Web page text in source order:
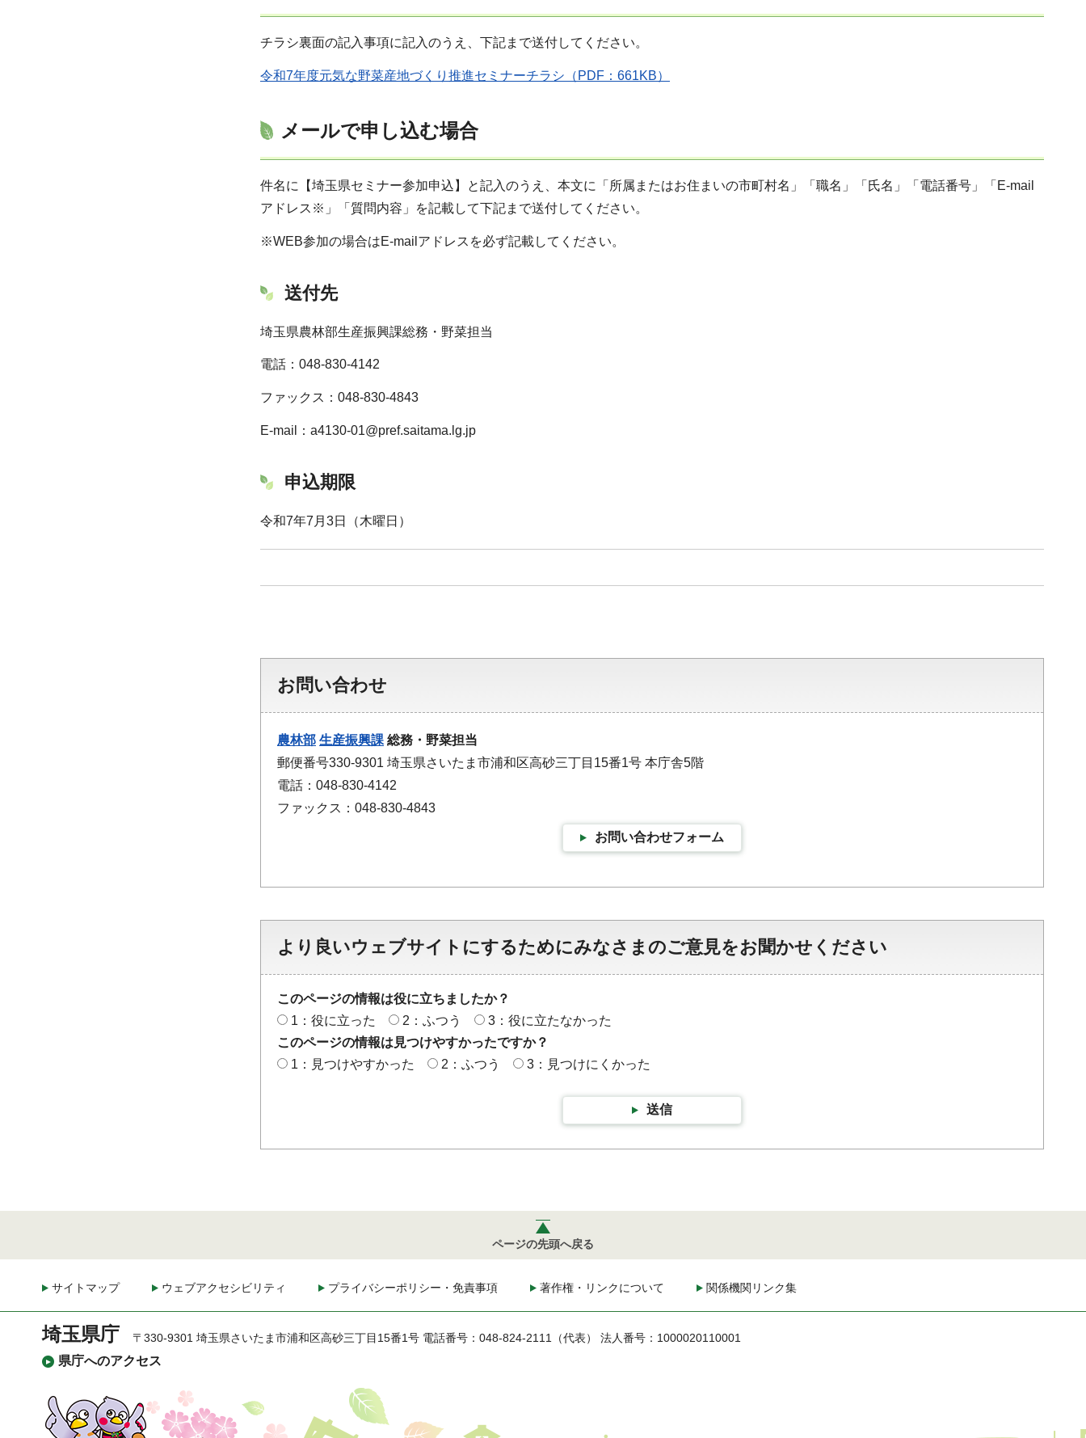
チラシ裏面の記入事項に記入のうえ、下記まで送付してください。
令和7年度元気な野菜産地づくり推進セミナーチラシ（PDF：661KB）
メールで申し込む場合
件名に【埼玉県セミナー参加申込】と記入のうえ、本文に「所属またはお住まいの市町村名」「職名」「氏名」「電話番号」「E-mail
アドレス※」「質問内容」を記載して下記まで送付してください。
※WEB参加の場合はE-mailアドレスを必ず記載してください。
送付先
埼玉県農林部生産振興課総務・野菜担当
電話：048-830-4142
ファックス：048-830-4843
E-mail：a4130-01@pref.saitama.lg.jp
申込期限
令和7年7月3日（木曜日）
お問い合わせ
農林部 生産振興課 総務・野菜担当
郵便番号330-9301 埼玉県さいたま市浦和区高砂三丁目15番1号 本庁舎5階
電話：048-830-4142
ファックス：048-830-4843
お問い合わせフォーム
より良いウェブサイトにするためにみなさまのご意見をお聞かせください
このページの情報は役に立ちましたか？
1：役に立った
2：ふつう
3：役に立たなかった
このページの情報は見つけやすかったですか？
1：見つけやすかった
2：ふつう 3：見つけにくかった
送信
ページの先頭へ戻る
サイトマップ ウェブアクセシビリティ プライバシーポリシー・免責事項 著作権・リンクについて 関係機関リンク集
埼玉県庁
県庁へのアクセス
〒330-9301 埼玉県さいたま市浦和区高砂三丁目15番1号 電話番号：048-824-2111（代表） 法人番号：1000020110001